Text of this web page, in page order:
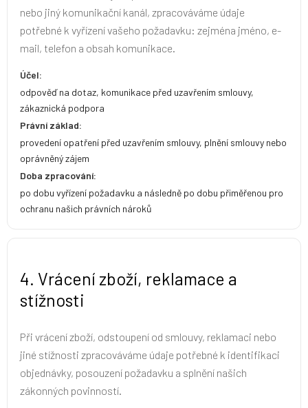
nebo jiný komunikační kanál, zpracováváme údaje
potřebné k vyřízení vašeho požadavku: zejména jméno, e-
mail, telefon a obsah komunikace.
Účel:
odpověď na dotaz, komunikace před uzavřením smlouvy,
zákaznická podpora
Právní základ:
provedení opatření před uzavřením smlouvy, plnění smlouvy nebo
oprávněný zájem
Doba zpracování:
po dobu vyřízení požadavku a následně po dobu přiměřenou pro
ochranu našich právních nároků
4. Vrácení zboží, reklamace a
stížnosti
Při vrácení zboží, odstoupení od smlouvy, reklamaci nebo
jiné stížnosti zpracováváme údaje potřebné k identifikaci
objednávky, posouzení požadavku a splnění našich
zákonných povinností.